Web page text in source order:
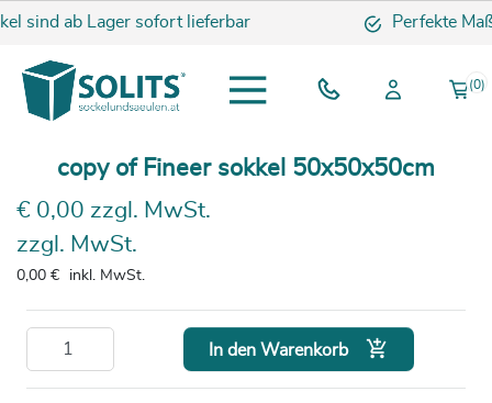
sind ab Lager sofort lieferbar Perfekte
(0)
copy of Fineer sokkel 50x50x50cm
€ 0,00 zzgl. MwSt.
zzgl. MwSt.
0,00 € inkl. MwSt.
In den Warenkorb 